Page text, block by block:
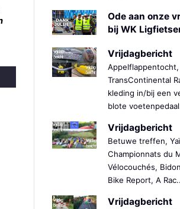
Forum ligfietsers.nl 🡺
Ode aan onze
bij WK
Vrijdagbericht
Appelflappentocht,
TransContinental
kleding in/bij een
blote
Vrijdagbericht
Betuwe treffen,
Championnats du
Vélocouchés,
Bike Report, A
Vrijdagbericht